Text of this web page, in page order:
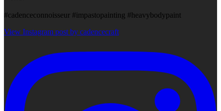
#cadenceconnoisseur #impastopainting #heavybodypaint
View Instagram post by cadencecraft